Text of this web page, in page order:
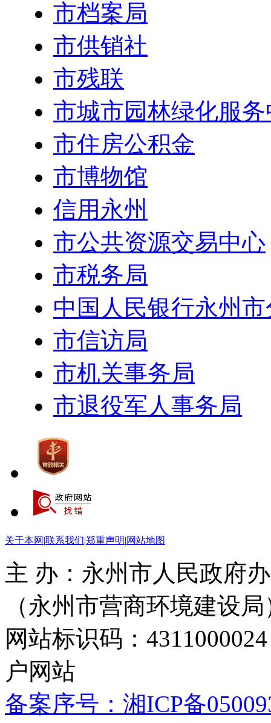
市档案局
市供销社
市残联
市城市园林绿化服
市住房公积金
市博物馆
信用永州
市公共资源交易中心
市税务局
中国人民银行永州
市信访局
市机关事务局
市退役军人事务局
关于本网 |联系我们|郑重声明|网站地图
主 办：永州市人民政府
（永州市营商环境建设局
网站标识码：
户网站
备案序号：湘ICP备